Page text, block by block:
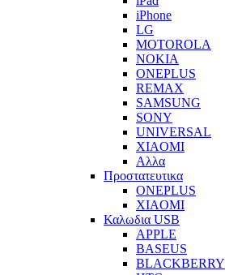
iPhone
LG
MOTOROLA
NOKIA
ONEPLUS
REMAX
SAMSUNG
SONY
UNIVERSAL
XIAOMI
Αλλα
Προστατευτικα
ONEPLUS
XIAOMI
Καλωδια USB
APPLE
BASEUS
BLACKBERRY